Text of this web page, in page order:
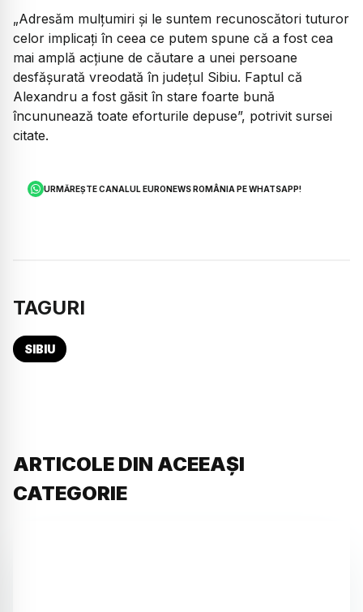
„Adresăm mulțumiri și le suntem recunoscători tuturor
celor implicați în ceea ce putem spune că a fost cea
mai amplă acțiune de căutare a unei persoane
desfășurată vreodată în județul Sibiu. Faptul că
Alexandru a fost găsit în stare foarte bună
încununează toate eforturile depuse”, potrivit sursei
citate.
URMĂREȘTE CANALUL EURONEWS ROMÂNIA PE WHATSAPP!
TAGURI
SIBIU
ARTICOLE DIN ACEEAȘI
CATEGORIE